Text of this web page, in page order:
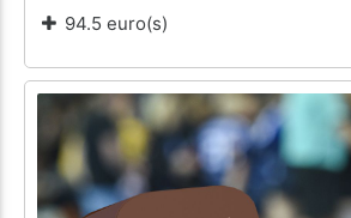
94.5 euro(s)